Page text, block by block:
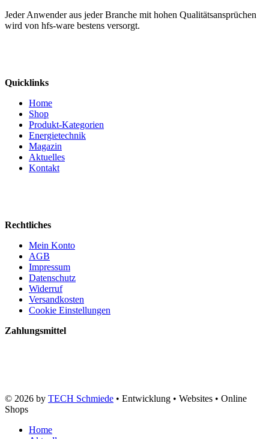
Jeder Anwender aus jeder Branche mit hohen Qualitätsansprüchen
wird von hfs-ware bestens versorgt.
Quicklinks
Home
Shop
Produkt-Kategorien
Energietechnik
Magazin
Aktuelles
Kontakt
Rechtliches
Mein Konto
AGB
Impressum
Datenschutz
Widerruf
Versandkosten
Cookie Einstellungen
Zahlungsmittel
© 2026 by TECH Schmiede • Entwicklung • Websites • Online
Shops
Home